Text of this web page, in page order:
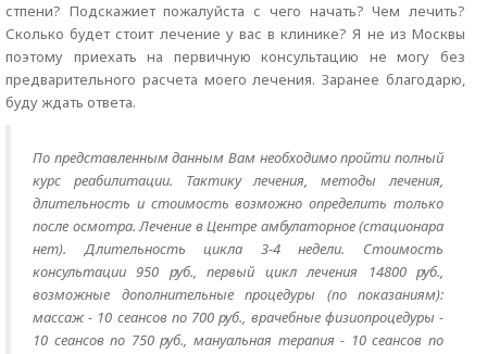
стпени? Подскажиет пожалуйста с чего начать? Чем лечить?
Сколько будет стоит лечение у вас в клинике? Я не из Москвы
поэтому приехать на первичную консультацию не могу без
предварительного расчета моего лечения. Заранее благодарю,
буду ждать ответа.
По представленным данным Вам необходимо пройти полный
курс реабилитации. Тактику лечения, методы лечения,
длительность и стоимость возможно определить только
после осмотра. Лечение в Центре амбулаторное (стационара
нет). Длительность цикла 3-4 недели. Стоимость
консультации 950 руб., первый цикл лечения 14800 руб.,
возможные дополнительные процедуры (по показаниям):
массаж - 10 сеансов по 700 руб., врачебные физиопроцедуры -
10 сеансов по 750 руб., мануальная терапия - 10 сеансов по